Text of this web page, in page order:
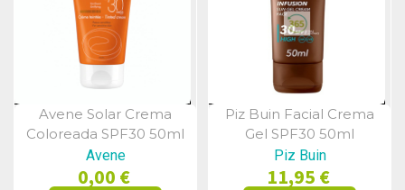
Vista Rápida
Avene Solar Crema
Coloreada SPF30 50ml
Avene
0,00 €
Vista Rápida
Piz Buin Facial Crema
Gel SPF30 50ml
Piz Buin
11,95 €